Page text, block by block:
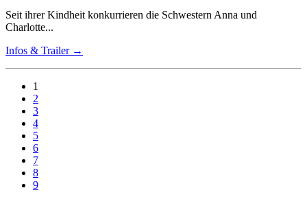
Seit ihrer Kindheit konkurrieren die Schwestern Anna und
Charlotte...
Infos & Trailer →
1
2
3
4
5
6
7
8
9